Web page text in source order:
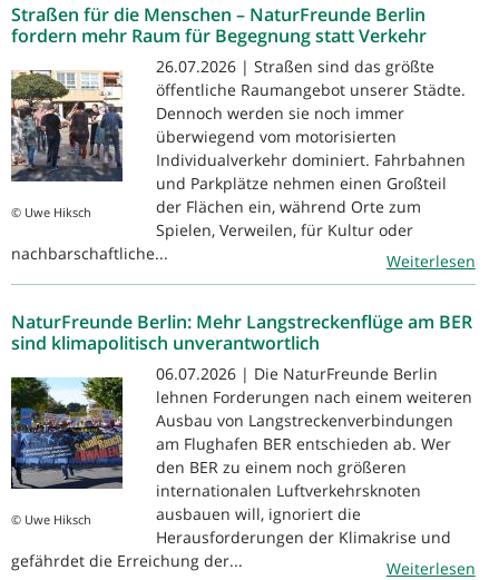
Straßen für die Menschen – NaturFreunde Berlin
fordern mehr Raum für Begegnung statt Verkehr
© Uwe Hiksch
26.07.2026 | Straßen sind das größte
öffentliche Raumangebot unserer Städte.
Dennoch werden sie noch immer
überwiegend vom motorisierten
Individualverkehr dominiert. Fahrbahnen
und Parkplätze nehmen einen Großteil
der Flächen ein, während Orte zum
Spielen, Verweilen, für Kultur oder
nachbarschaftliche...
Weiterlesen
NaturFreunde Berlin: Mehr Langstreckenflüge am BER
sind klimapolitisch unverantwortlich
© Uwe Hiksch
06.07.2026 | Die NaturFreunde Berlin
lehnen Forderungen nach einem weiteren
Ausbau von Langstreckenverbindungen
am Flughafen BER entschieden ab. Wer
den BER zu einem noch größeren
internationalen Luftverkehrsknoten
ausbauen will, ignoriert die
Herausforderungen der Klimakrise und
gefährdet die Erreichung der...
Weiterlesen